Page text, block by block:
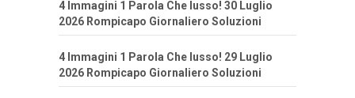
4 Immagini 1 Parola Che lusso! 30 Luglio
2026 Rompicapo Giornaliero Soluzioni
4 Immagini 1 Parola Che lusso! 29 Luglio
2026 Rompicapo Giornaliero Soluzioni